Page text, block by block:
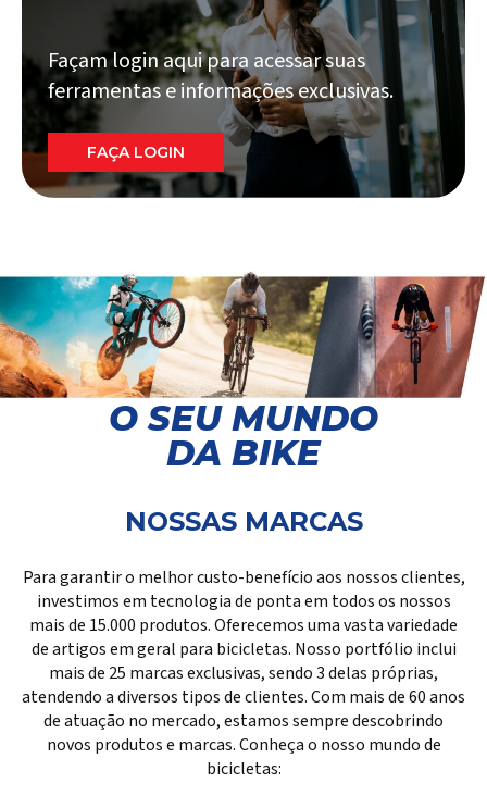
Façam login aqui para acessar suas
ferramentas e informações exclusivas.
FAÇA LOGIN
O SEU MUNDO
DA BIKE
NOSSAS MARCAS
Para garantir o melhor custo-benefício aos nossos clientes,
investimos em tecnologia de ponta em todos os nossos
mais de 15.000 produtos. Oferecemos uma vasta variedade
de artigos em geral para bicicletas. Nosso portfólio inclui
mais de 25 marcas exclusivas, sendo 3 delas próprias,
atendendo a diversos tipos de clientes. Com mais de 60 anos
de atuação no mercado, estamos sempre descobrindo
novos produtos e marcas. Conheça o nosso mundo de
bicicletas: